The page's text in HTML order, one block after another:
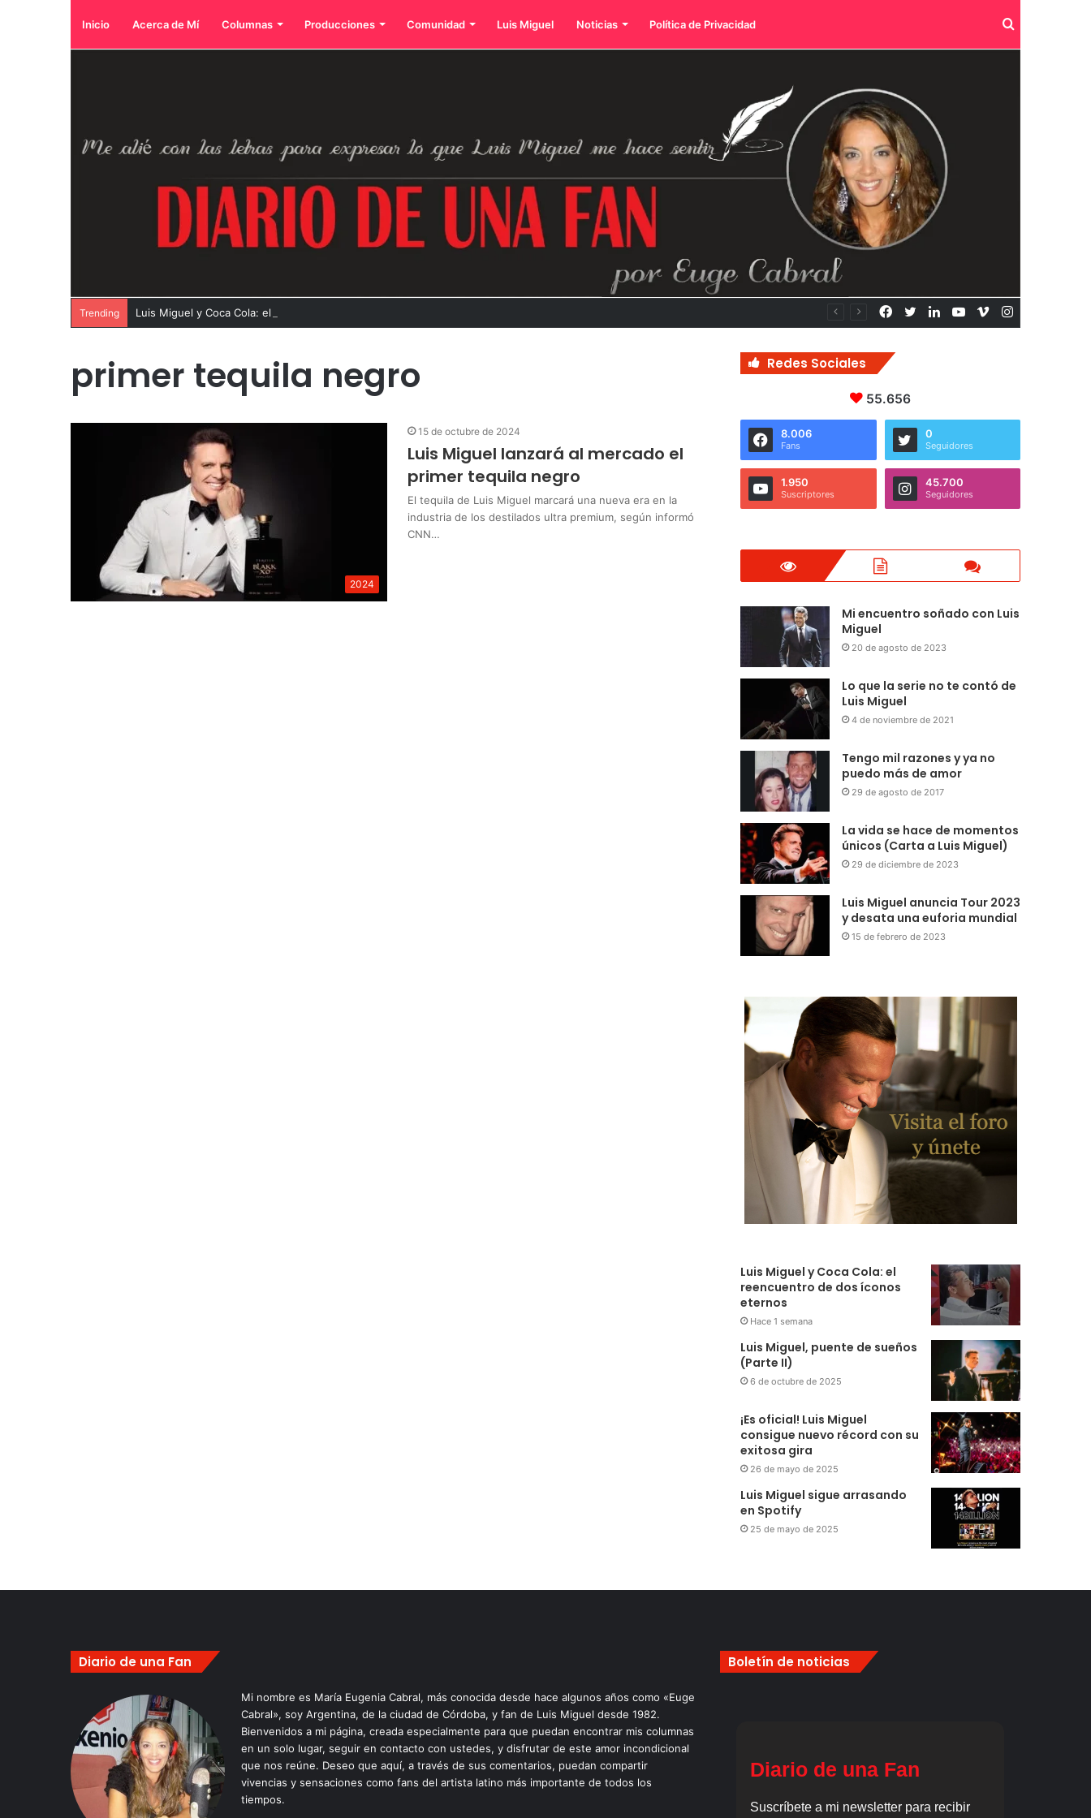
Inicio Acerca de Mí Columnas Producciones Comunidad Luis Miguel Noticias Política de Privacidad Buscar
Trending Luis Miguel y Coca Cola: el reencuentro de dos íconos eternos Vimeo
YouTube
LinkedIn
Twitter
Facebook
primer tequila negro
2024
15 de octubre de 2024
Luis Miguel lanzará al mercado el
primer tequila negro
El tequila de Luis Miguel marcará una nueva era en la
industria de los destilados ultra premium, según informó
CNN…
Redes Sociales
55.656
8.006
Fans
0
Seguidores
1.950
Suscriptores
45.700
Seguidores
Mi encuentro soñado con Luis
Miguel
20 de agosto de 2023
Lo que la serie no te contó de
Luis Miguel
4 de noviembre de 2021
Tengo mil razones y ya no
puedo más de amor
29 de agosto de 2017
La vida se hace de momentos
únicos (Carta a Luis Miguel)
29 de diciembre de 2023
Luis Miguel anuncia Tour 2023
y desata una euforia mundial
15 de febrero de 2023
Luis Miguel y Coca Cola: el
reencuentro de dos íconos
eternos
Hace 1 semana
Luis Miguel, puente de sueños
(Parte II)
6 de octubre de 2025
¡Es oficial! Luis Miguel
consigue nuevo récord con su
exitosa gira
26 de mayo de 2025
Luis Miguel sigue arrasando
en Spotify
25 de mayo de 2025
Diario de una Fan
Mi nombre es María Eugenia Cabral, más conocida desde hace algunos años como «Euge
Cabral», soy Argentina, de la ciudad de Córdoba, y fan de Luis Miguel desde 1982.
Bienvenidos a mi página, creada especialmente para que puedan encontrar mis columnas
en un solo lugar, seguir en contacto con ustedes, y disfrutar de este amor incondicional
que nos reúne. Deseo que aquí, a través de sus comentarios, puedan compartir
vivencias y sensaciones como fans del artista latino más importante de todos los
tiempos.
Boletín de noticias